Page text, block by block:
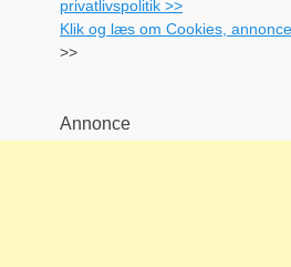
Klik og læs om Cookies,
>>
Annonce